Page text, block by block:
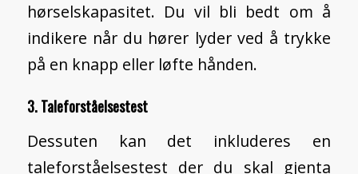
hørselskapasitet. Du vil bli bedt om å
indikere når du hører lyder ved å trykke
på en knapp eller løfte hånden.
3. Taleforståelsestest
Dessuten kan det inkluderes en
taleforståelsestest der du skal gjenta